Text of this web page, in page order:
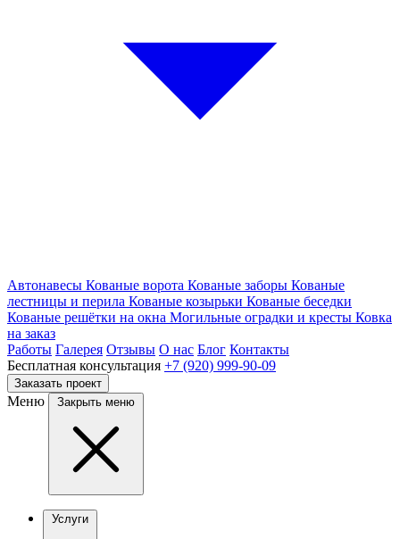
Автонавесы Кованые ворота Кованые заборы Кованые
лестницы и перила Кованые козырьки Кованые беседки
Кованые решётки на окна Могильные оградки и кресты Ковка
на заказ
Работы Галерея Отзывы О нас Блог Контакты
Бесплатная консультация +7 (920) 999-90-09
Заказать проект
Меню Закрыть меню
Услуги